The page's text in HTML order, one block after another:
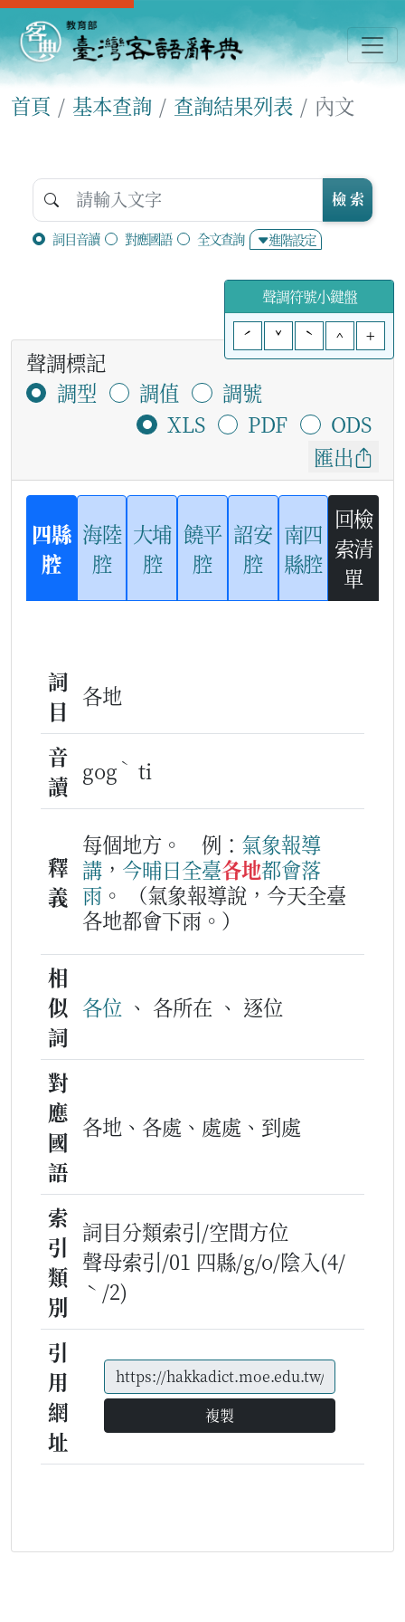
首頁 基本查詢 查詢結果列表 內文
詞目音讀 對應國語 全文查詢 進階設定
檢 索
聲調符號小鍵盤
ˊ
ˇ ˋ ^ +
聲調標記
調型
調值
調號
XLS
PDF
ODS
匯出
四縣
腔
海陸
腔
大埔
腔
饒平
腔
詔安
腔
南四
縣腔
回檢
索清
單
詞
目
各地
音
讀
gog ˋ ti
釋
義
每個地方。 例： 氣象報導
講 ， 今晡日全臺各地都會落
雨 。
（氣象報導說，今天全臺
各地都會下雨。）
相
似
詞
各位 、 各所在 、 逐位
對
應
國
語
各地、各處、處處、到處
索
引
類
別
詞目分類索引/空間方位
聲母索引/01 四縣/g/o/陰入(4/
ˋ/2)
引
用
網
址
複製